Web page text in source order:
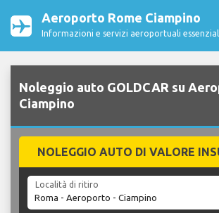
Aeroporto Rome Ciampino
Informazioni e servizi aeroportuali
Noleggio auto GOLDCAR su
Ciampino
NOLEGGIO AUTO DI VALORE
Località di ritiro